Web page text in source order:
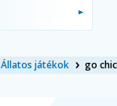
Állatos játékok go